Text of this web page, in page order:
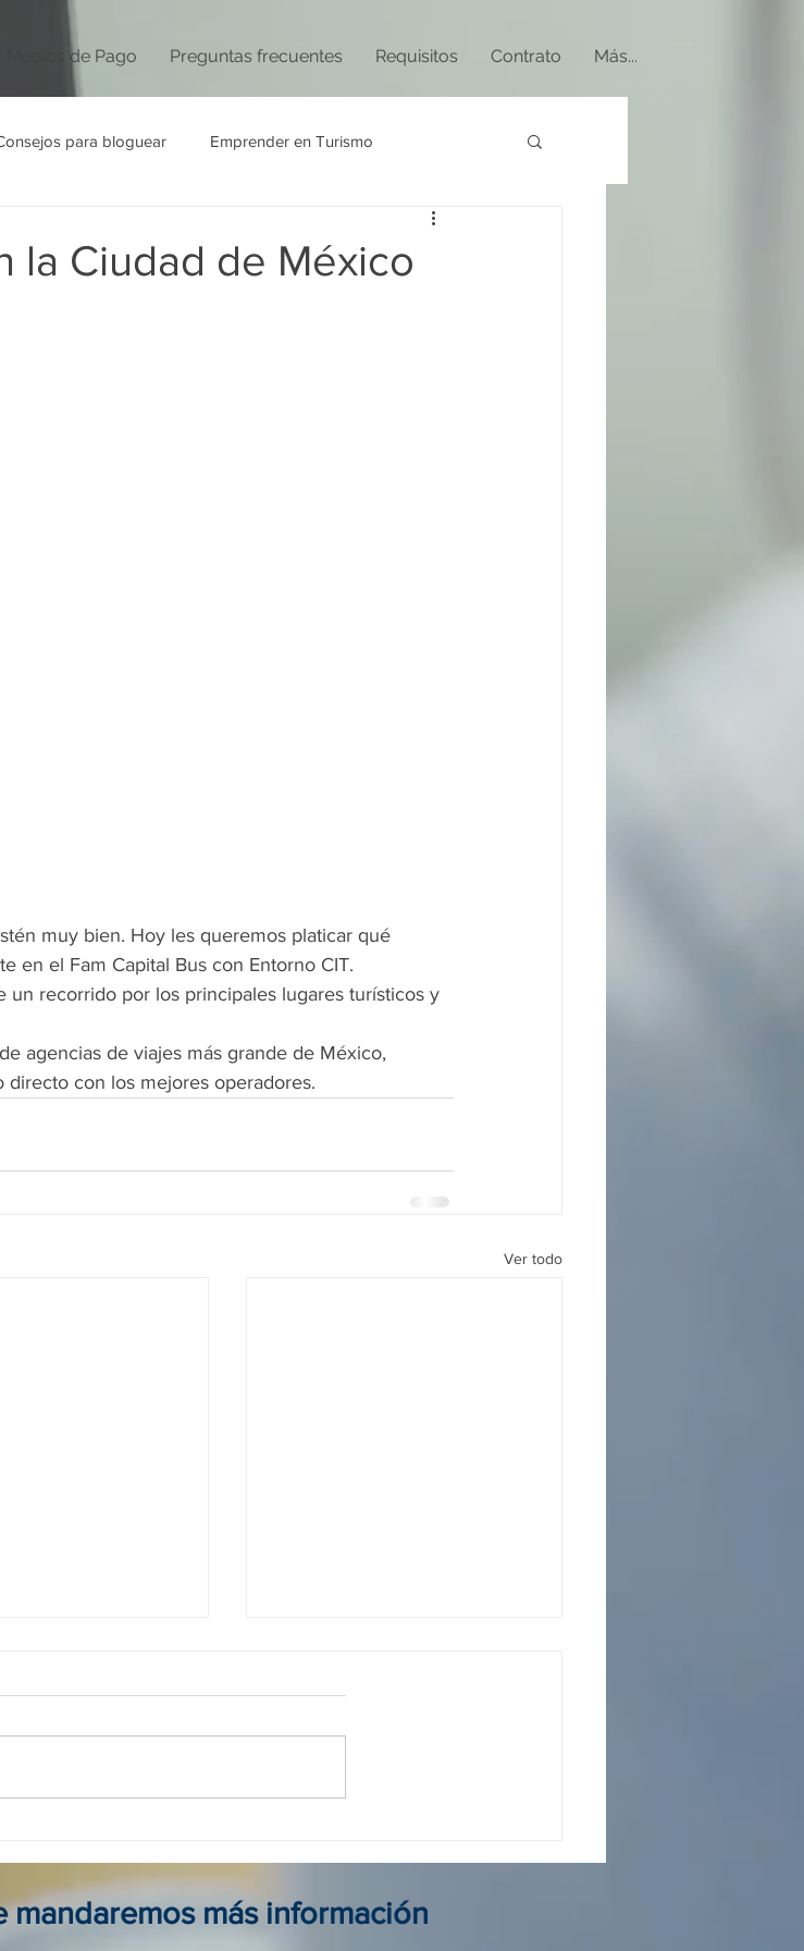
Medios de Pago Preguntas frecuentes Requisitos Contrato Más...
para bloguear Emprender en Turismo
la Ciudad de México
muy bien. Hoy les queremos platicar qué
en el Fam Capital Bus con Entorno CIT.
un recorrido por los principales lugares turísticos y
agencias de viajes más grande de México,
con los mejores operadores.
Ver todo
mandaremos más información